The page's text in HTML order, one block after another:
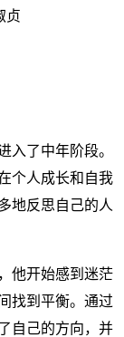
贞
入了中年阶段。
个人成长和自我
地反思自己的人
他开始感到迷茫
找到平衡。通过
自己的方向，并